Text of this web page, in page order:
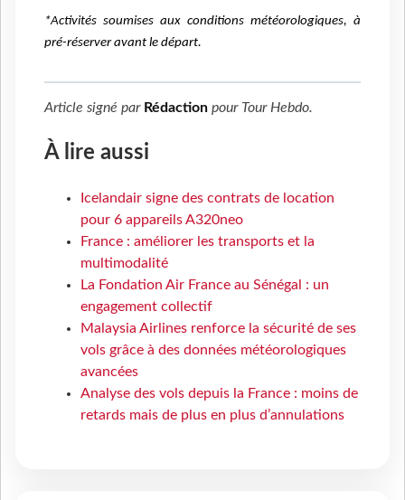
*Activités soumises aux conditions météorologiques, à
pré-réserver avant le départ.
Article signé par Rédaction pour Tour Hebdo.
À lire aussi
Icelandair signe des contrats de location
pour 6 appareils A320neo
France : améliorer les transports et la
multimodalité
La Fondation Air France au Sénégal : un
engagement collectif
Malaysia Airlines renforce la sécurité de ses
vols grâce à des données météorologiques
avancées
Analyse des vols depuis la France : moins de
retards mais de plus en plus d’annulations